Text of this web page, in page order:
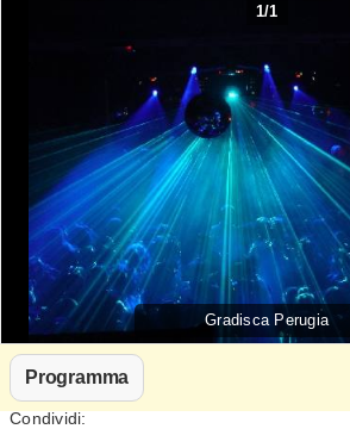
1/1
Gradisca Perugia
Programma
Condividi: